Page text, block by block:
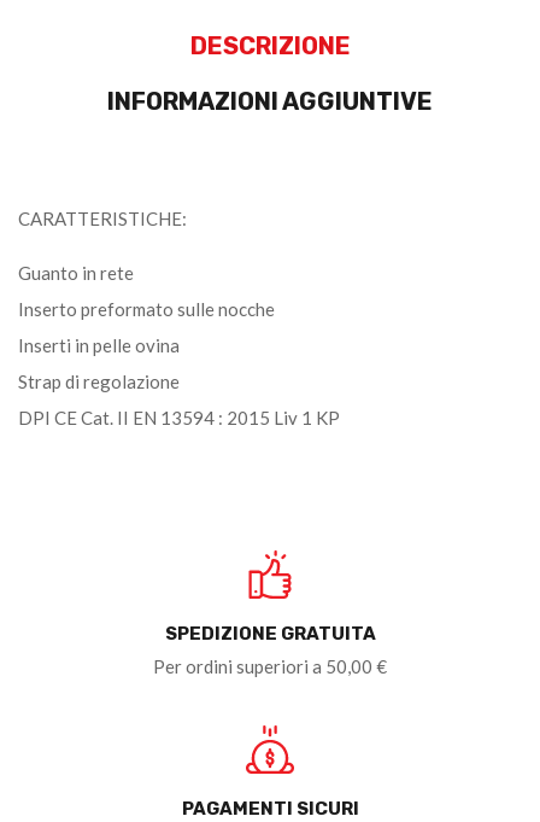
DESCRIZIONE
INFORMAZIONI AGGIUNTIVE
CARATTERISTICHE:
Guanto in rete
Inserto preformato sulle nocche
Inserti in pelle ovina
Strap di regolazione
DPI CE Cat. II EN 13594 : 2015 Liv 1 KP
SPEDIZIONE GRATUITA
Per ordini superiori a 50,00 €
PAGAMENTI SICURI